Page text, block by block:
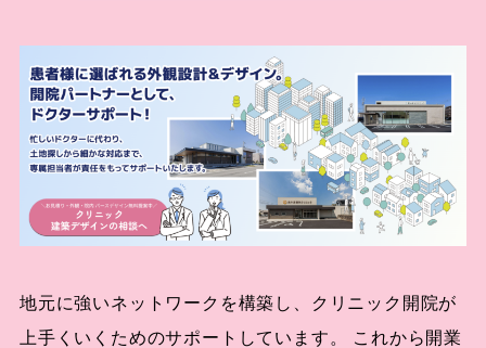
地元に強いネットワークを構築し、クリニック開院が
上手くいくためのサポートしています。 これから開業